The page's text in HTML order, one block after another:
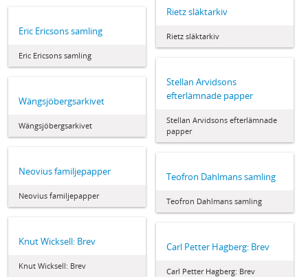
Rietz släktarkiv
Rietz släktarkiv
Eric Ericsons samling
Eric Ericsons samling
Stellan Arvidsons
efterlämnade papper
Stellan Arvidsons efterlämnade
papper
Wängsjöbergsarkivet
Wängsjöbergsarkivet
Neovius familjepapper
Neovius familjepapper
Teofron Dahlmans samling
Teofron Dahlmans samling
Knut Wicksell: Brev
Knut Wicksell: Brev
Carl Petter Hagberg: Brev
Carl Petter Hagberg: Brev